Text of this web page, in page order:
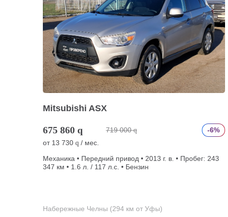
Mitsubishi ASX
675 860 q 719 000 q
-6%
от 13 730 q / мес.
Механика • Передний привод • 2013 г. в. • Пробег: 243
347 км • 1.6 л. / 117 л.с. • Бензин
Набережные Челны (294 км от Уфы)